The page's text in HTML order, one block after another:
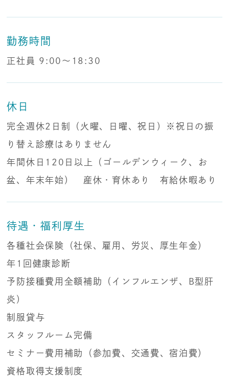
勤務時間
正社員 9:00～18:30
休日
完全週休2日制（火曜、日曜、祝日）※祝日の振
り替え診療はありません
年間休日120日以上（ゴールデンウィーク、お
盆、年末年始） 産休・育休あり 有給休暇あり
待遇・福利厚生
各種社会保険（社保、雇用、労災、厚生年金）
年1回健康診断
予防接種費用全額補助（インフルエンザ、B型肝
炎）
制服貸与
スタッフルーム完備
セミナー費用補助（参加費、交通費、宿泊費）
資格取得支援制度